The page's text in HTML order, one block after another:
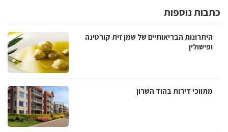
כתבות נוספות
היתרונות הבריאותיים של שמן זית קורטינה
ופישולין
מתווכי דירות בהוד השרון